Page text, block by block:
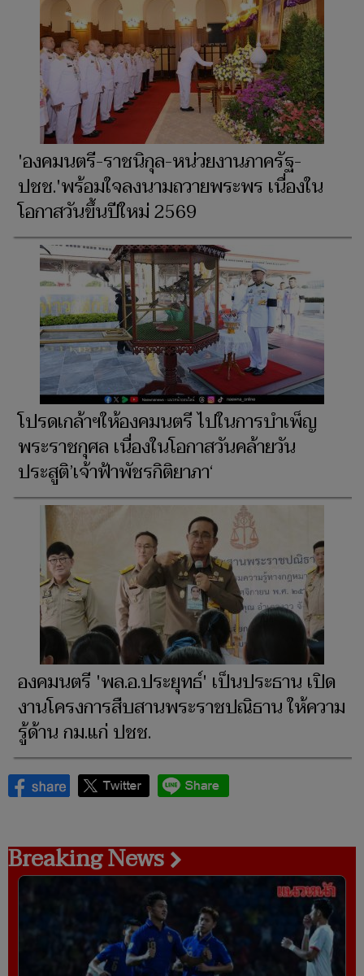
'องคมนตรี-ราชนิกุล-หน่วยงานภาครัฐ-
ปชช.'พร้อมใจลงนามถวายพระพร เนื่องใน
โอกาสวันขึ้นปีใหม่ 2569
โปรดเกล้าฯให้องคมนตรี ไปในการบำเพ็ญ
พระราชกุศล เนื่องในโอกาสวันคล้ายวัน
ประสูติ’เจ้าฟ้าพัชรกิติยาภา‘
องคมนตรี 'พล.อ.ประยุทธ์' เป็นประธาน เปิด
งานโครงการสืบสานพระราชปณิธาน ให้ความ
รู้ด้าน กม.แก่ ปชช.
Breaking News